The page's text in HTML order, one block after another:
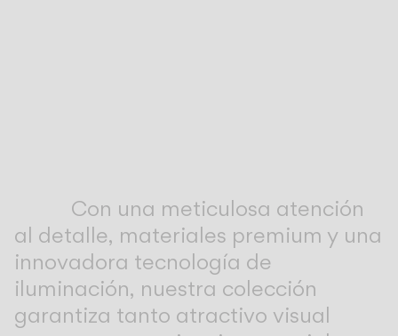
InternationalCon una meticulosa atención
al detalle, materiales premium y una
innovadora tecnología de
iluminación, nuestra colección
garantiza tanto atractivo visual